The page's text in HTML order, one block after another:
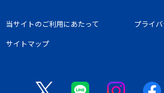
当サイトのご利用にあたって
プライ
サイトマップ